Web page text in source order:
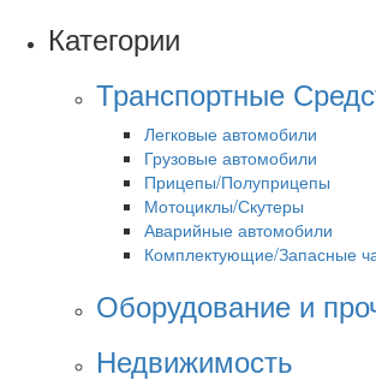
Категории
Транспортные
Легковые автомобили
Грузовые автомобили
Прицепы/Полуприцепы
Мотоциклы/Скутеры
Аварийные автомобили
Комплектующие/Запасные
Оборудование и
Недвижимость